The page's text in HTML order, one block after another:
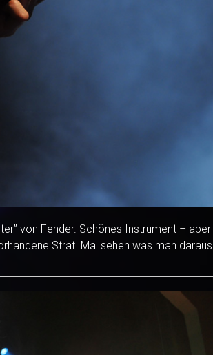
von Fender. Schönes Instrument – aber
Strat. Mal sehen was man daraus